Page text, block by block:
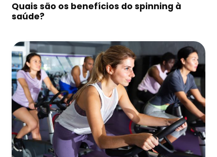
Quais são os benefícios do spinning à
saúde?